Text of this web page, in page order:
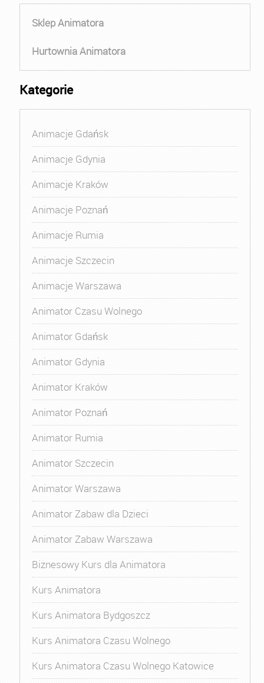
Sklep Animatora
Hurtownia Animatora
Kategorie
Animacje Gdańsk
Animacje Gdynia
Animacje Kraków
Animacje Poznań
Animacje Rumia
Animacje Szczecin
Animacje Warszawa
Animator Czasu Wolnego
Animator Gdańsk
Animator Gdynia
Animator Kraków
Animator Poznań
Animator Rumia
Animator Szczecin
Animator Warszawa
Animator Zabaw dla Dzieci
Animator Zabaw Warszawa
Biznesowy Kurs dla Animatora
Kurs Animatora
Kurs Animatora Bydgoszcz
Kurs Animatora Czasu Wolnego
Kurs Animatora Czasu Wolnego Katowice